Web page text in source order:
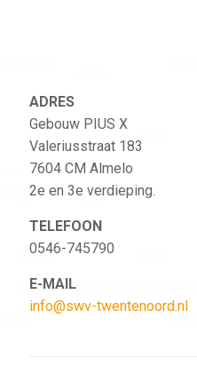
ADRES
Gebouw PIUS X
Valeriusstraat 183
7604 CM Almelo
2e en 3e verdieping.
TELEFOON
0546-745790
E-MAIL
info@swv-twentenoord.nl